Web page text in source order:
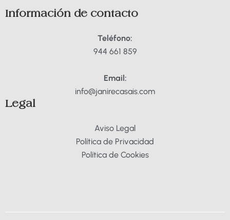
k a
m
Información de contacto
Teléfono:
944 661 859
Email:
info@janirecasais.com
Legal
Aviso Legal
Política de Privacidad
Política de Cookies